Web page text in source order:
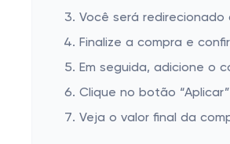
Você será redirecionado
Finalize a compra e
Em seguida, adicione o
Clique no botão
Veja o valor final da